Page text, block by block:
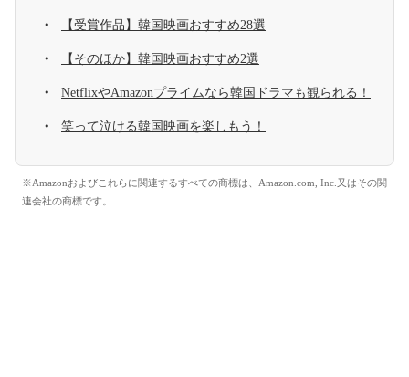
【受賞作品】韓国映画おすすめ28選
【そのほか】韓国映画おすすめ2選
NetflixやAmazonプライムなら韓国ドラマも観られる！
笑って泣ける韓国映画を楽しもう！
※Amazonおよびこれらに関連するすべての商標は、Amazon.com, Inc.又はその関
連会社の商標です。